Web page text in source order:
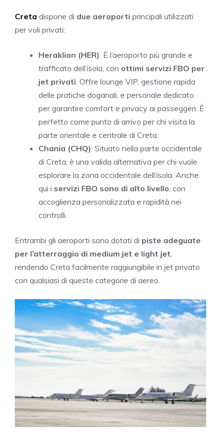
Creta dispone di due aeroporti principali utilizzati
per voli privati:
Heraklion (HER): È l’aeroporto più grande e
trafficato dell’isola, con ottimi servizi FBO per
jet privati . Offre lounge VIP, gestione rapida
delle pratiche doganali, e personale dedicato
per garantire comfort e privacy ai passeggeri. È
perfetto come punto di arrivo per chi visita la
parte orientale e centrale di Creta.
Chania (CHQ): Situato nella parte occidentale
di Creta, è una valida alternativa per chi vuole
esplorare la zona occidentale dell’isola. Anche
qui i servizi FBO sono di alto livello , con
accoglienza personalizzata e rapidità nei
controlli.
Entrambi gli aeroporti sono dotati di piste adeguate
per l’atterraggio di medium jet e light jet
rendendo Creta facilmente raggiungibile in jet privato
con qualsiasi di queste categorie di aereo.